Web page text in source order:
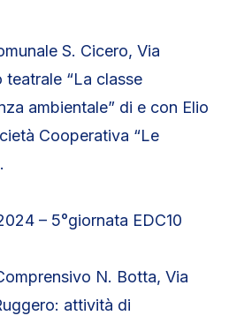
S. Cicero, Via
“La classe
ambientale” di e con Elio
Cooperativa “Le
– 5°giornata EDC10
N. Botta, Via
attività di